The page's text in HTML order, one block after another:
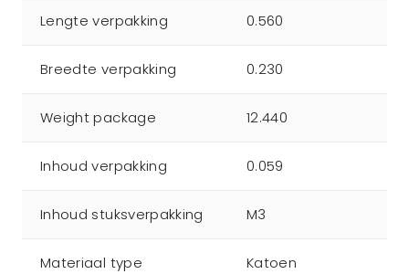
Lengte verpakking 0.560
Breedte verpakking 0.230
Weight package 12.440
Inhoud verpakking 0.059
Inhoud stuksverpakking M3
Materiaal type Katoen